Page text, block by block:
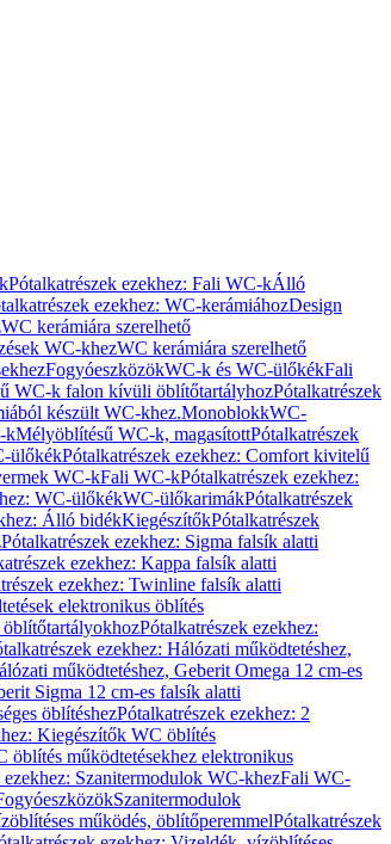
Pótalkatrészek ezekhez: Fali WC-kÁlló
ezekhez: WC-kerámiáhozDesign
WC kerámiára szerelhető
WC-khezWC kerámiára szerelhető
FogyóeszközökWC-k és WC-ülőkékFali
WC-k falon kívüli öblítőtartályhozPótalkatrészek
készült WC-khez.MonoblokkWC-
kMélyöblítésű WC-k, magasítottPótalkatrészek
ülőkékPótalkatrészek ezekhez: Comfort kivitelű
WC-kFali WC-kPótalkatrészek ezekhez:
WC-ülőkékWC-ülőkarimákPótalkatrészek
Álló bidékKiegészítőkPótalkatrészek
Pótalkatrészek ezekhez: Sigma falsík alatti
ezekhez: Kappa falsík alatti
ezekhez: Twinline falsík alatti
elektronikus öblítés
öblítőtartályokhozPótalkatrészek ezekhez:
ezekhez: Hálózati működtetéshez,
működtetéshez, Geberit Omega 12 cm-es
Sigma 12 cm-es falsík alatti
öblítéshezPótalkatrészek ezekhez: 2
Kiegészítők WC öblítés
öblítés működtetésekhez elektronikus
ezekhez: Szanitermodulok WC-khezFali WC-
Szanitermodulok
működés, öblítőperemmelPótalkatrészek